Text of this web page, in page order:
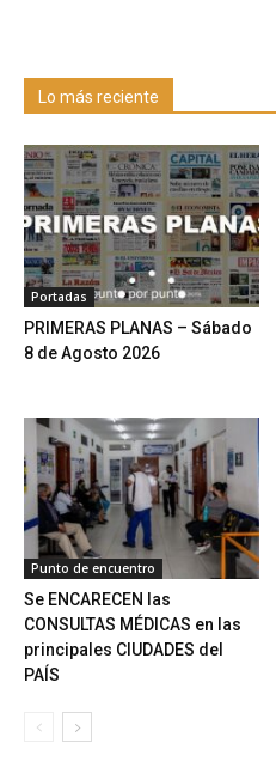
Lo más reciente
Portadas
PRIMERAS PLANAS – Sábado
8 de Agosto 2026
Punto de encuentro
Se ENCARECEN las
CONSULTAS MÉDICAS en las
principales CIUDADES del
PAÍS